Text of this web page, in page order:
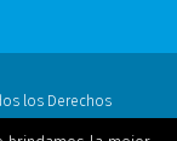
los Derechos